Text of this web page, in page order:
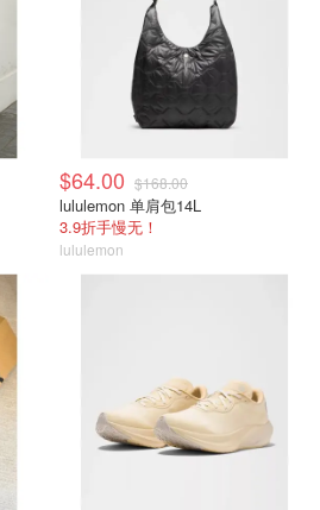
$64.00 $168.00
lululemon 单肩包14L
3.9折手慢无！
lululemon